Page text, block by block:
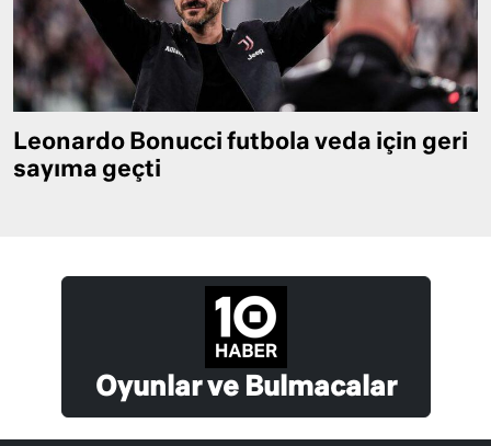
Leonardo Bonucci futbola veda için geri
sayıma geçti
Oyunlar ve Bulmacalar